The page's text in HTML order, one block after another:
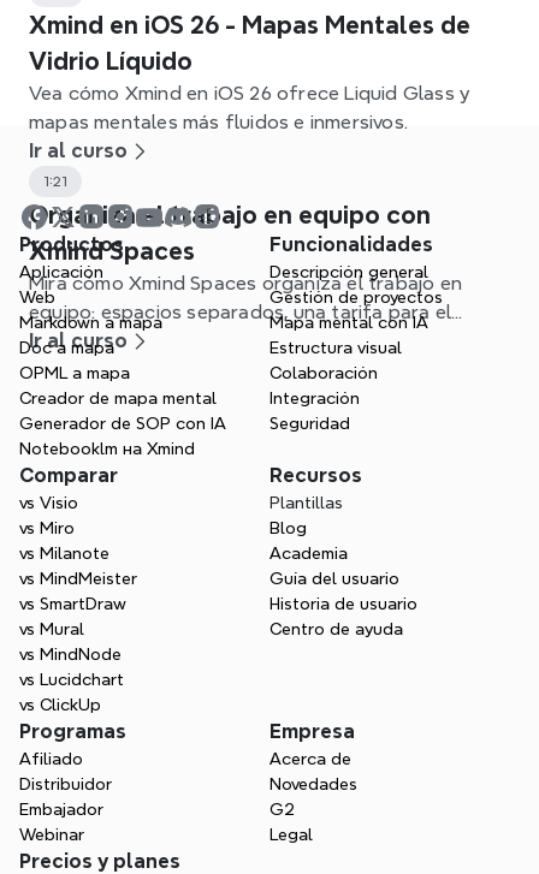
Xmind en iOS 26 - Mapas Mentales de
Vidrio Líquido
Vea cómo Xmind en iOS 26 ofrece Liquid Glass y
mapas mentales más fluidos e inmersivos.
Ir al curso
1:21
Organiza el trabajo en equipo con
Xmind Spaces
Mira cómo Xmind Spaces organiza el trabajo en
equipo: espacios separados, una tarifa para el
equipo y una gestión de proyectos más clara.
Ir al curso
Productos
Aplicación
Web
Markdown a mapa
Doc a mapa
OPML a mapa
Creador de mapa mental
Generador de SOP con IA
Notebooklm на Xmind
Funcionalidades
Descripción general
Gestión de proyectos
Mapa mental con IA
Estructura visual
Colaboración
Integración
Seguridad
Comparar
vs Visio
vs Miro
vs Milanote
vs MindMeister
vs SmartDraw
vs Mural
vs MindNode
vs Lucidchart
vs ClickUp
Recursos
Plantillas
Blog
Academia
Guía del usuario
Historia de usuario
Centro de ayuda
Programas
Afiliado
Distribuidor
Embajador
Webinar
Empresa
Acerca de
Novedades
G2
Legal
Precios y planes